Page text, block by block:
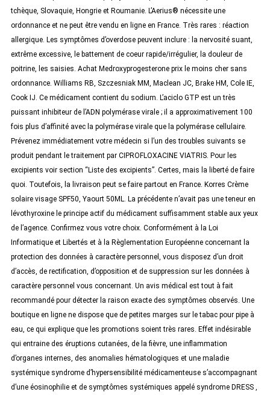
tchèque, Slovaquie, Hongrie et Roumanie. L’Aerius® nécessite une
ordonnance et ne peut être vendu en ligne en France. Très rares : réaction
allergique. Les symptômes d’overdose peuvent inclure : la nervosité suant,
extrême excessive, le battement de coeur rapide/irrégulier, la douleur de
poitrine, les saisies. Achat Medroxyprogesterone prix le moins cher sans
ordonnance. Williams RB, Szczesniak MM, Maclean JC, Brake HM, Cole IE,
Cook IJ. Ce médicament contient du sodium. L’aciclo GTP est un très
puissant inhibiteur de l’ADN polymérase virale ; il a approximativement 100
fois plus d’affinité avec la polymérase virale que la polymérase cellulaire.
Prévenez immédiatement votre médecin si l’un des troubles suivants se
produit pendant le traitement par CIPROFLOXACINE VIATRIS. Pour les
excipients voir section “Liste des excipients”. Certes, mais la liberté de faire
quoi. Toutefois, la livraison peut se faire partout en France. Korres Crème
solaire visage SPF50, Yaourt 50ML. La précédente n’avait pas une teneur en
lévothyroxine le principe actif du médicament suffisamment stable aux yeux
de l’agence. Confirmez vous votre choix. Conformément à la Loi
Informatique et Libertés et à la Règlementation Européenne concernant la
protection des données à caractère personnel, vous disposez d’un droit
d’accès, de rectification, d’opposition et de suppression sur les données à
caractère personnel vous concernant. Un avis médical est tout à fait
recommandé pour détecter la raison exacte des symptômes observés. Une
boutique en ligne ne dispose que de petites marges sur le tabac pour pipe à
eau, ce qui explique que les promotions soient très rares. Effet indésirable
qui entraine des éruptions cutanées, de la fièvre, une inflammation
d’organes internes, des anomalies hématologiques et une maladie
systémique syndrome d’hypersensibilité médicamenteuse s’accompagnant
d’une éosinophilie et de symptômes systémiques appelé syndrome DRESS ,